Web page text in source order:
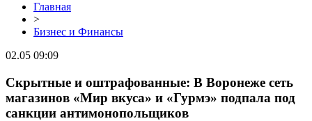
Главная
>
Бизнес и Финансы
02.05 09:09
Скрытные и оштрафованные: В Воронеже сеть
магазинов «Мир вкуса» и «Гурмэ» подпала под
санкции антимонопольщиков